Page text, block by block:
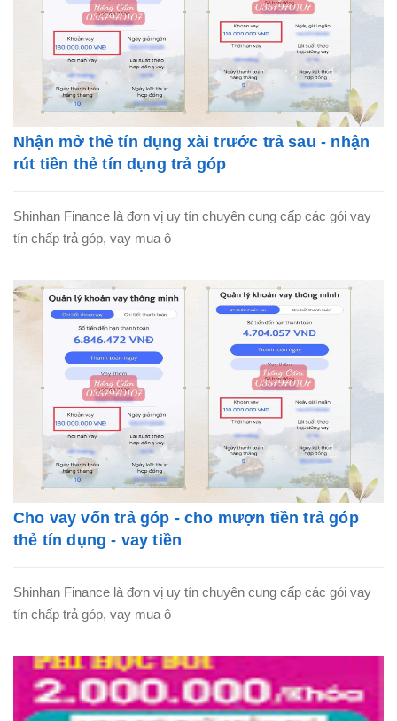
Nhận mở thẻ tín dụng xài trước trả sau - nhận
rút tiền thẻ tín dụng trả góp
Shinhan Finance là đơn vị uy tín chuyên cung cấp các gói vay
tín chấp trả góp, vay mua ô
Cho vay vốn trả góp - cho mượn tiền trả góp
thẻ tín dụng - vay tiền
Shinhan Finance là đơn vị uy tín chuyên cung cấp các gói vay
tín chấp trả góp, vay mua ô